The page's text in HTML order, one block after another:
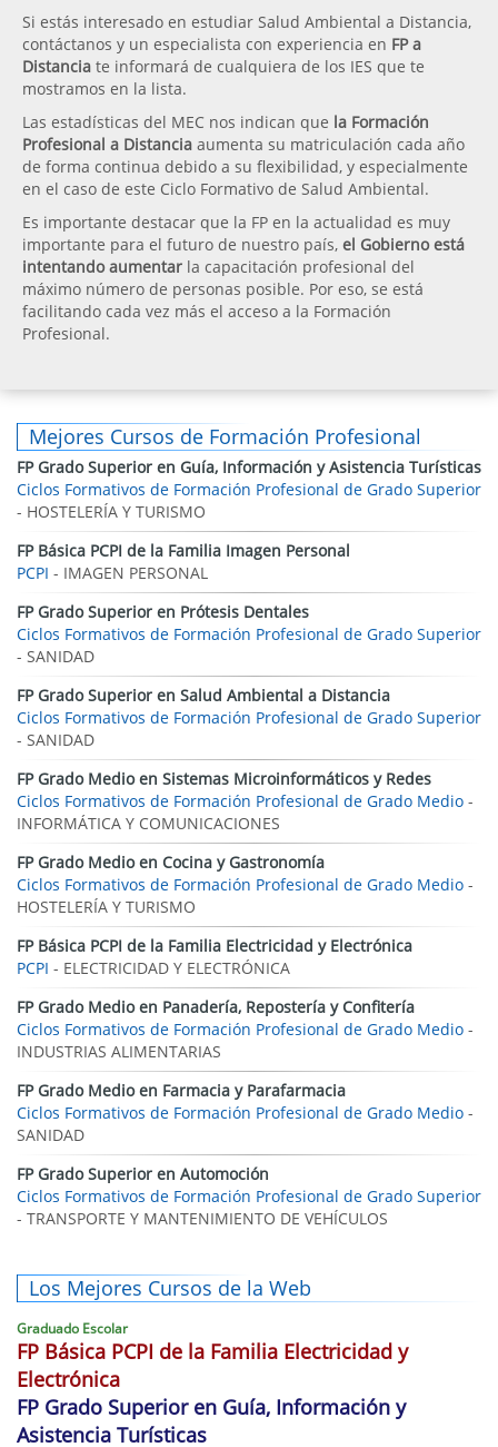
Si estás interesado en estudiar Salud Ambiental a Distancia,
contáctanos y un especialista con experiencia en FP a
Distancia te informará de cualquiera de los IES que te
mostramos en la lista.
Las estadísticas del MEC nos indican que la Formación
Profesional a Distancia aumenta su matriculación cada año
de forma continua debido a su flexibilidad, y especialmente
en el caso de este Ciclo Formativo de Salud Ambiental.
Es importante destacar que la FP en la actualidad es muy
importante para el futuro de nuestro país, el Gobierno está
intentando aumentar la capacitación profesional del
máximo número de personas posible. Por eso, se está
facilitando cada vez más el acceso a la Formación
Profesional.
Mejores Cursos de Formación Profesional
FP Grado Superior en Guía, Información y Asistencia Turísticas
Ciclos Formativos de Formación Profesional de Grado Superior
- HOSTELERÍA Y TURISMO
FP Básica PCPI de la Familia Imagen Personal
PCPI - IMAGEN PERSONAL
FP Grado Superior en Prótesis Dentales
Ciclos Formativos de Formación Profesional de Grado Superior
- SANIDAD
FP Grado Superior en Salud Ambiental a Distancia
Ciclos Formativos de Formación Profesional de Grado Superior
- SANIDAD
FP Grado Medio en Sistemas Microinformáticos y Redes
Ciclos Formativos de Formación Profesional de Grado Medio -
INFORMÁTICA Y COMUNICACIONES
FP Grado Medio en Cocina y Gastronomía
Ciclos Formativos de Formación Profesional de Grado Medio -
HOSTELERÍA Y TURISMO
FP Básica PCPI de la Familia Electricidad y Electrónica
PCPI - ELECTRICIDAD Y ELECTRÓNICA
FP Grado Medio en Panadería, Repostería y Confitería
Ciclos Formativos de Formación Profesional de Grado Medio -
INDUSTRIAS ALIMENTARIAS
FP Grado Medio en Farmacia y Parafarmacia
Ciclos Formativos de Formación Profesional de Grado Medio -
SANIDAD
FP Grado Superior en Automoción
Ciclos Formativos de Formación Profesional de Grado Superior
- TRANSPORTE Y MANTENIMIENTO DE VEHÍCULOS
Los Mejores Cursos de la Web
Graduado Escolar
FP Básica PCPI de la Familia Electricidad y
Electrónica
FP Grado Superior en Guía, Información y
Asistencia Turísticas